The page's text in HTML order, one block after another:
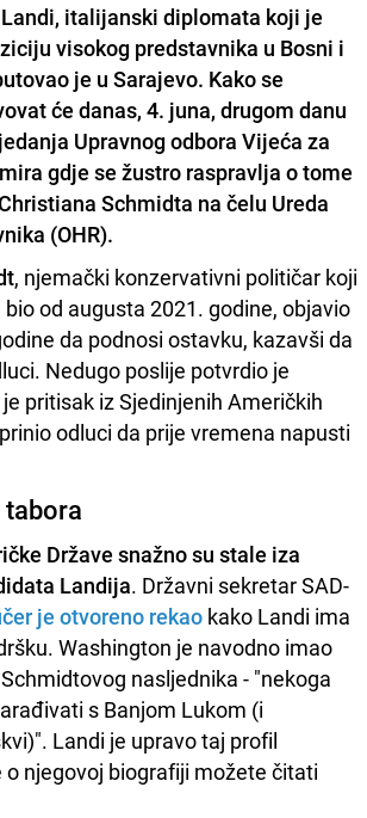
italijanski diplomata koji je
visokog predstavnika u Bosni i
je u Sarajevo. Kako se
će danas, 4. juna, drugom danu
Upravnog odbora Vijeća za
gdje se žustro raspravlja o tome
Schmidta na čelu Ureda
(OHR).
, njemački konzervativni političar koji
od augusta 2021. godine, objavio
da podnosi ostavku, kazavši da
Nedugo poslije potvrdio je
pritisak iz Sjedinjenih Američkih
odluci da prije vremena napusti
tabora
Države snažno su stale iza
Landija. Državni sekretar SAD-
je otvoreno rekao kako Landi ima
Washington je navodno imao
nasljednika - "nekoga
​​s Banjom Lukom (i
Landi je upravo taj profil
o njegovoj biografiji možete čitati